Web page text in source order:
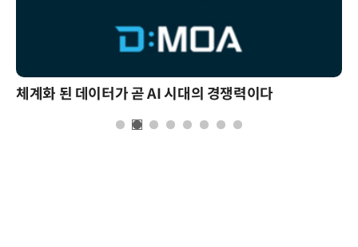
체계화 된 데이터가 곧 AI 시대의 경쟁력이다